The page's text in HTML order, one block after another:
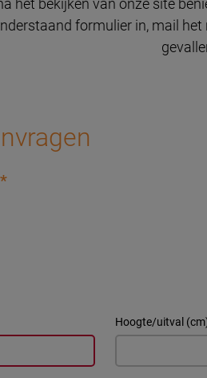
het bekijken van onze site
formulier in, mail
*
Hoogte/uitval